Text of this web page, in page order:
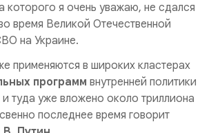
которого я очень уважаю, не сдался
время Великой Отечественной
на Украине.
применяются в широких кластерах
программ внутренней политики
туда уже вложено около триллиона
последнее время говорит